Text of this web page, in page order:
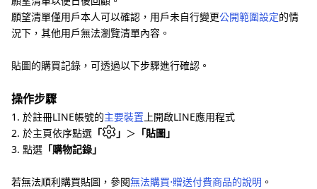
願望清單僅用戶本人可以確認，用戶未自行變更公開範圍設定的情
況下，其他用戶無法瀏覽清單內容。
貼圖的購買記錄，可透過以下步驟進行確認。
操作步驟
1. 於註冊LINE帳號的主要裝置 上開啟LINE應用程式
2. 於主頁依序點選 「 」 ＞ 「貼圖」
3. 點選 「購物記錄」
若無法順利購買貼圖，參閱無法購買⋅贈送付費商品的說明 。